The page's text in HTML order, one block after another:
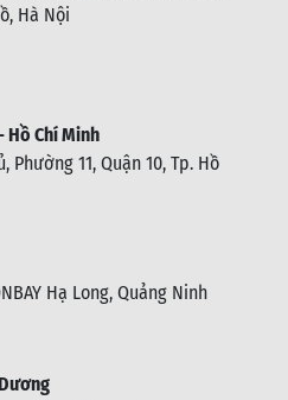
Hà Nội
Hồ Chí Minh
Phường 11, Quận 10, Tp. Hồ
Hạ Long, Quảng Ninh